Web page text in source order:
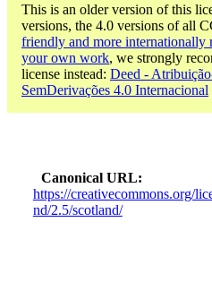
This is an older version of this
versions, the 4.0 versions of all
friendly and more internationally
your own work, we strongly
license instead: Deed -
SemDerivações 4.0 Internacional
Canonical URL
https://creativecommons.org/
nd/2.5/scotland/